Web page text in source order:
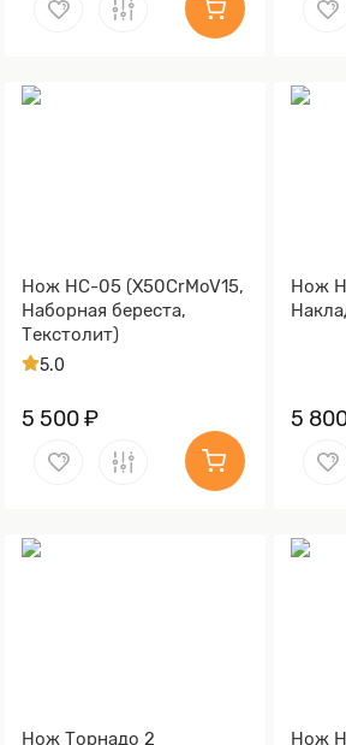
Нож НС-05 (X50CrMoV15,
Наборная береста,
Текстолит)
5.0
5 500 ₽
Нож
5
Нож Торнадо 2 Нож